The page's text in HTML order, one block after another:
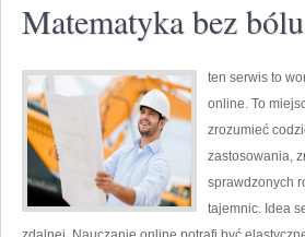
Matematyka bez bólu
ten serwis to
online. To
zrozumieć
zastosowania,
sprawdzonych
tajemnic. Idea